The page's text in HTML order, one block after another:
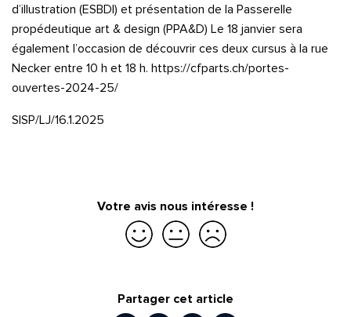
d’illustration (ESBDI) et présentation de la Passerelle
propédeutique art & design (PPA&D) Le 18 janvier sera
également l’occasion de découvrir ces deux cursus à la rue
Necker entre 10 h et 18 h. https://cfparts.ch/portes-
ouvertes-2024-25/
SISP/LJ/16.1.2025
Votre avis nous intéresse !
Partager cet article
Quelle est la pertinence de cette page?